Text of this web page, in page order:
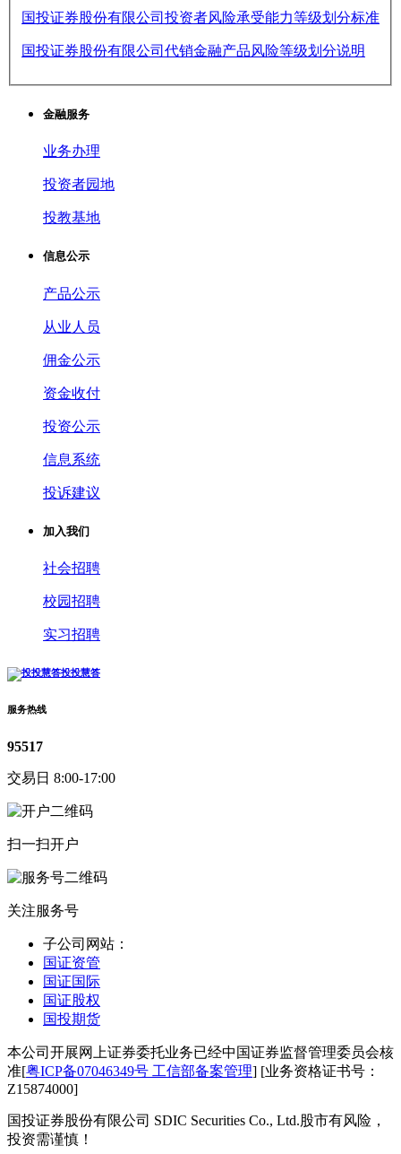
国投证券股份有限公司投资者风险承受能力等级划分标准
国投证券股份有限公司代销金融产品风险等级划分说明
金融服务
业务办理
投资者园地
投教基地
信息公示
产品公示
从业人员
佣金公示
资金收付
投资公示
信息系统
投诉建议
加入我们
社会招聘
校园招聘
实习招聘
投投慧答
服务热线
95517
交易日 8:00-17:00
扫一扫开户
关注服务号
子公司网站：
国证资管
国证国际
国证股权
国投期货
本公司开展网上证券委托业务已经中国证券监督管理委员会核
准[粤ICP备07046349号 工信部备案管理] [业务资格证书号：
Z15874000]
国投证券股份有限公司 SDIC Securities Co., Ltd.股市有风险，
投资需谨慎！